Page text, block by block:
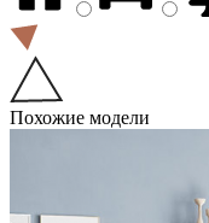
Похожие модели